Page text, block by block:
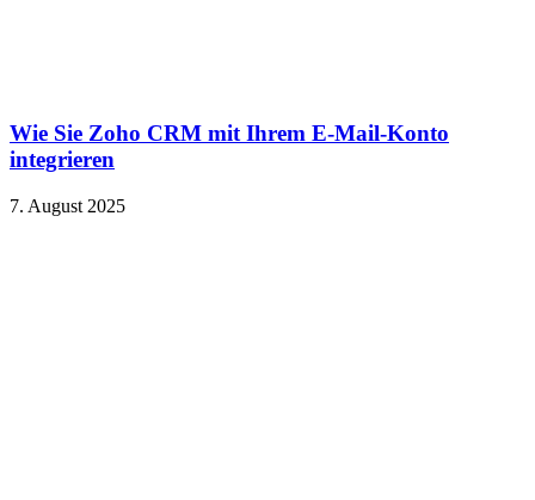
Wie Sie Zoho CRM mit Ihrem E-Mail-Konto
integrieren
7. August 2025